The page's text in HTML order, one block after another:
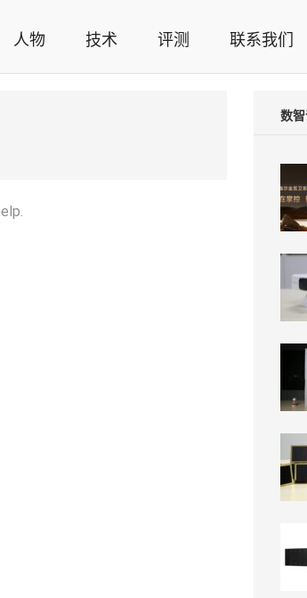
应用，智能家居行业观点，智能家居项目案例
人物 技术 评测 联系我们
数